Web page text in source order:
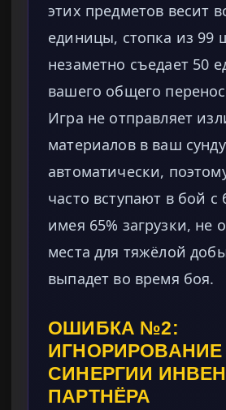
этих предметов весит
единицы, стопка из 99
незаметно съедает 50
вашего общего
Игра не отправляет
материалов в ваш
автоматически,
часто вступают в бой с
имея 65% загрузки, не
места для тяжёлой
выпадет во время боя.
ОШИБКА №2:
ИГНОРИРОВАНИЕ
СИНЕРГИИ
ПАРТНЁРА